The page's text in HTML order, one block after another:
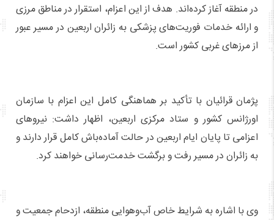
در منطقه آغاز کرده‌اند. هدف از این اعزام، استقرار در مناطق مرزی
و ارائه خدمات فوریت‌های پزشکی به زائران اربعین در مسیر عبور
از مرزهای غربی کشور است.
پژمان قرائیان با تأکید بر هماهنگی کامل این اعزام با سازمان
اورژانس کشور و ستاد مرکزی اربعین، اظهار داشت: نیروهای
اعزامی تا پایان ایام اربعین در حالت آماده‌باش کامل قرار دارند و
به زائران در مسیر رفت و برگشت خدمت‌رسانی خواهند کرد.
وی با اشاره به شرایط خاص آب‌وهوایی منطقه، ازدحام جمعیت و